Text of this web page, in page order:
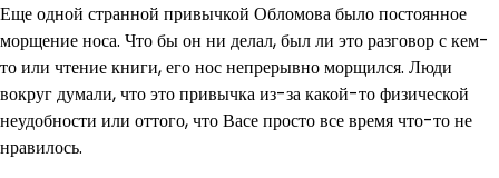
Еще одной странной привычкой Обломова было постоянное
морщение носа. Что бы он ни делал, был ли это разговор с кем-
то или чтение книги, его нос непрерывно морщился. Люди
вокруг думали, что это привычка из-за какой-то физической
неудобности или оттого, что Васе просто все время что-то не
нравилось.